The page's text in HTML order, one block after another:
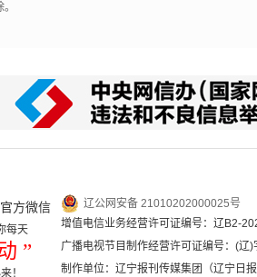
方微信
每天
”
！
辽公网安备 21010202000025号
增值电信业务经营许可证编号：辽B2-
广播电视节目制作经营许可证编号：(辽
制作单位：辽宁报刊传媒集团（辽宁日报